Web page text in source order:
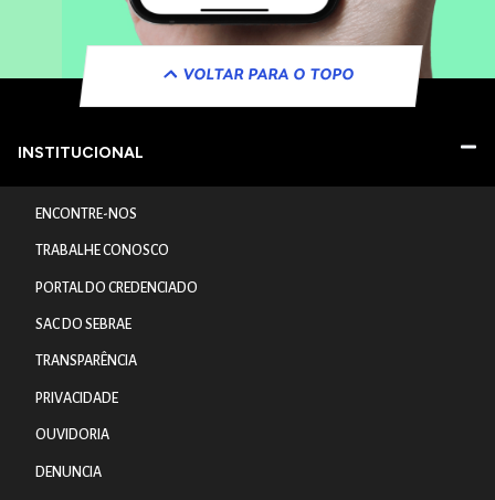
VOLTAR PARA O TOPO
INSTITUCIONAL
ENCONTRE-NOS
TRABALHE CONOSCO
PORTAL DO CREDENCIADO
SAC DO SEBRAE
TRANSPARÊNCIA
PRIVACIDADE
OUVIDORIA
DENUNCIA